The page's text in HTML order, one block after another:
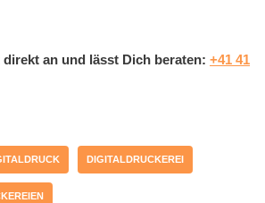
an und lässt Dich beraten: +41 41
DIGITALDRUCKEREI